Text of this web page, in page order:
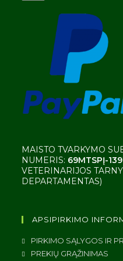
MAISTO TVARKYMO
NUMERIS: 69MTSPĮ-
VETERINARIJOS
DEPARTAMENTAS)
APSIPIRKIMO
PIRKIMO SĄLYGOS IR
PREKIŲ GRĄŽINIMAS